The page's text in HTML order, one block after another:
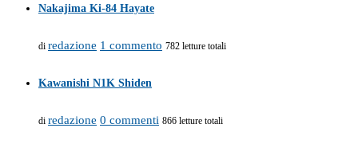
Nakajima Ki-84 Hayate
di redazione 1 commento 782 letture totali
Kawanishi N1K Shiden
di redazione 0 commenti 866 letture totali